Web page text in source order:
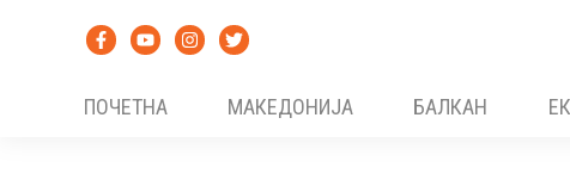
ПОЧЕТНА
МАКЕДОНИЈА БАЛКАН